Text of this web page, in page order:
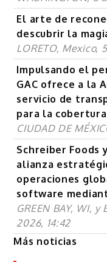
El arte de
descubrir la
LORETO, Mexico,
Impulsando el
GAC ofrece a la
servicio de
para la
CIUDAD DE
Schreiber Foods
alianza
operaciones
software
GREEN BAY, WI, y
2026, 14:42
Más noticias